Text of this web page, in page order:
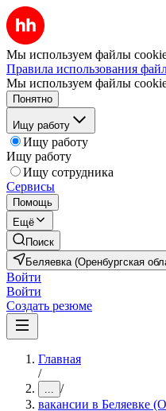
Мы используем файлы
Правила использования
Мы используем файлы
Понятно
Ищу работу
Ищу работу
Ищу работу
Ищу сотрудника
Сервисы
Помощь
Ещё
Поиск
Беляевка (Оренбургская
Войти
Войти
Создать резюме
Главная
/
... /
вакансии в Беляевке